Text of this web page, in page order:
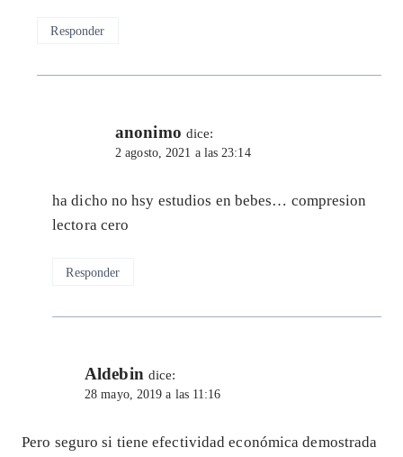
Responder
anonimo dice:
2 agosto, 2021 a las 23:14
ha dicho no hsy estudios en bebes… compresion
lectora cero
Responder
Aldebin dice:
28 mayo, 2019 a las 11:16
Pero seguro si tiene efectividad económica demostrada